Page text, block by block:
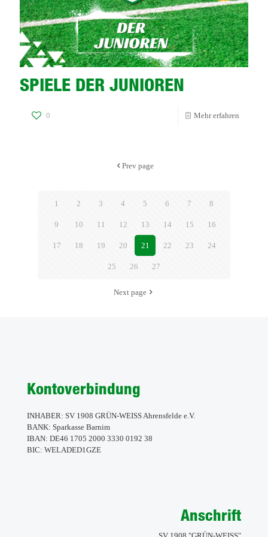
SPIELE DER JUNIOREN
0 Mehr erfahren
Prev page
1 2 3 4 5 6 7 8
9 10 11 12 13 14 15 16
17 18 19 20 21 22 23 24
25 26 27
Next page
Kontoverbindung
INHABER: SV 1908 GRÜN-WEISS Ahrensfelde e.V.
BANK: Sparkasse Barnim
IBAN: DE46 1705 2000 3330 0192 38
BIC: WELADED1GZE
Anschrift